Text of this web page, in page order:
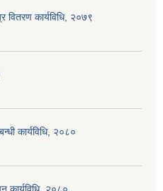
वितरण कार्यविधि, २०७९
कार्यविधि, २०८०